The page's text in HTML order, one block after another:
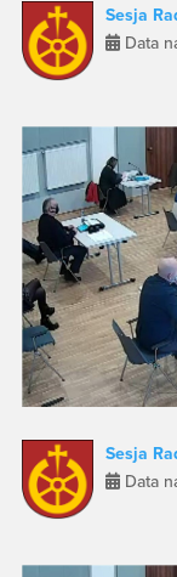
Sesja
Data
Sesja
Data